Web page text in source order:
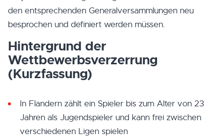
den entsprechenden Generalversammlungen neu
besprochen und definiert werden müssen.
Hintergrund der
Wettbewerbsverzerrung
(Kurzfassung)
In Flandern zählt ein Spieler bis zum Alter von 23
Jahren als Jugendspieler und kann frei zwischen
verschiedenen Ligen spielen